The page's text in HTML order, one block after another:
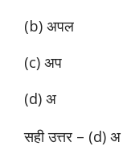
(b) अपल
(c) अप
(d) अ
सही उत्तर – (d) अ